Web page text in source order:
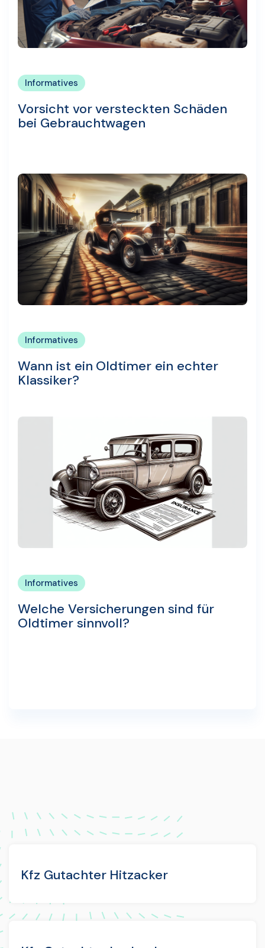
Informatives
Vorsicht vor versteckten Schäden
bei Gebrauchtwagen
Informatives
Wann ist ein Oldtimer ein echter
Klassiker?
Informatives
Welche Versicherungen sind für
Oldtimer sinnvoll?
Kfz Gutachter Hitzacker